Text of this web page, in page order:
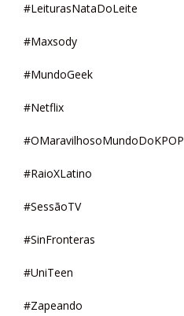
#LeiturasNataDoLeite
#Maxsody
#MundoGeek
#Netflix
#OMaravilhosoMundoDoKPOP
#RaioXLatino
#SessãoTV
#SinFronteras
#UniTeen
#Zapeando